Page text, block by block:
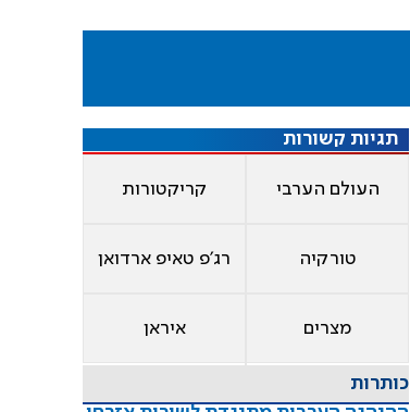
תגיות קשורות
העולם הערבי קריקטורות
טורקיה רג'פ טאיפ ארדואן
מצרים איראן
כותרות